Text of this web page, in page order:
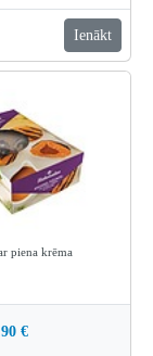
Ienākt
piena krēma
€